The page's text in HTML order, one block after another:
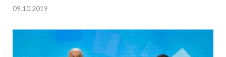
09.10.2019